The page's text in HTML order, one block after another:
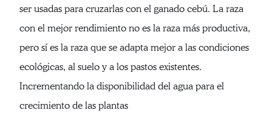
ser usadas para cruzarlas con el ganado cebú. La raza
con el mejor rendimiento no es la raza más productiva,
pero sí es la raza que se adapta mejor a las condiciones
ecológicas, al suelo y a los pastos existentes.
Incrementando la disponibilidad del agua para el
crecimiento de las plantas